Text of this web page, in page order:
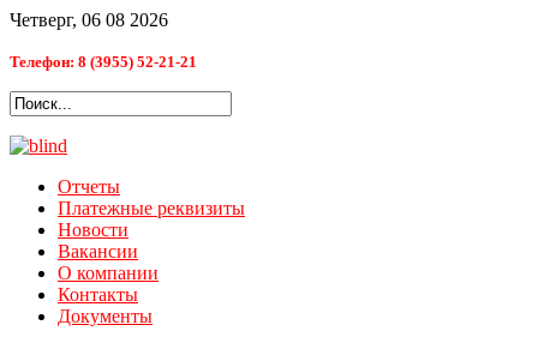
Четверг, 06 08 2026
Телефон: 8 (3955) 52-21-21
Отчеты
Платежные реквизиты
Новости
Вакансии
О компании
Контакты
Документы